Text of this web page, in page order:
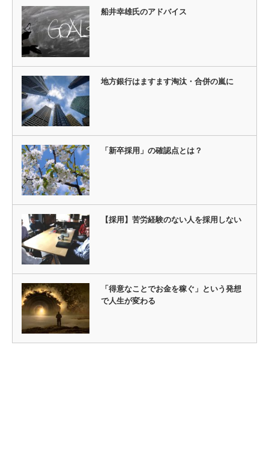
船井幸雄氏のアドバイス
地方銀行はますます淘汰・合併の嵐に
「新卒採用」の確認点とは？
【採用】苦労経験のない人を採用しない
「得意なことでお金を稼ぐ」という発想
で人生が変わる